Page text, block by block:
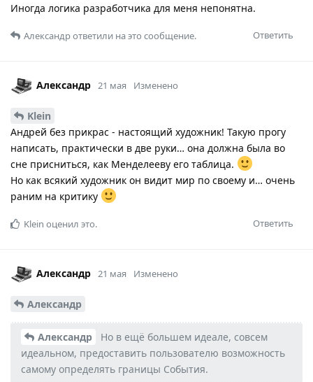
Иногда логика разработчика для меня непонятна.
Ответить
Александрответили на это сообщение.
Александр 21 мая Изменено
Klein
Андрей без прикрас - настоящий художник! Такую прогу
написать, практически в две руки… она должна была во
сне присниться, как Менделееву его таблица.
Но как всякий художник он видит мир по своему и… очень
раним на критику
Ответить
Klein оценил это.
Александр 21 мая Изменено
Александр
Александр
Но в ещё большем идеале, совсем
идеальном, предоставить пользователю возможность
самому определять границы События.